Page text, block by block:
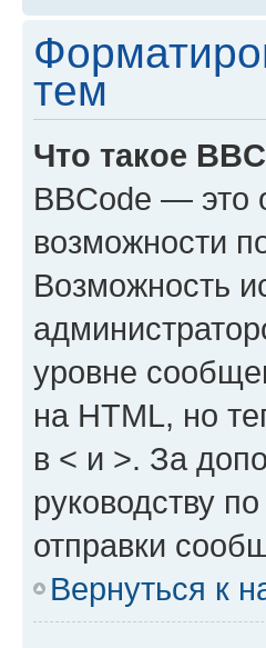
тем
Что такое
BBCode — это
возможности
Возможность
уровне
на HTML, но
в < и >. За
руководству
отправки
Вернуться к